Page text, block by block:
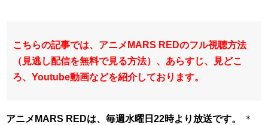
こちらの記事では、アニメMARS REDのフル視聴方法
（見逃し配信を無料で見る方法）、あらすじ、見どこ
ろ、Youtube動画などを紹介しております。
アニメMARS REDは、毎週水曜日22時より放送です。
＊